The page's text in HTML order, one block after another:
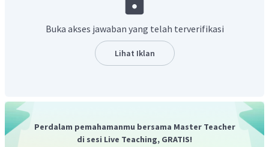
dan sesuai dengan perkiraan pH nya adalah (1) dan (3).
Buka akses jawaban yang telah terverifikasi
Lihat Iklan
Perdalam pemahamanmu bersama Master Teacher
di sesi Live Teaching, GRATIS!